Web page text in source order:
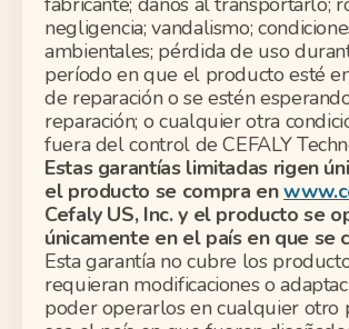
negligencia; vandalismo;
ambientales; pérdida de uso
período en que el producto esté
de reparación o se estén
reparación; o cualquier otra
fuera del control de CEFALY
Estas garantías limitadas rigen
el producto se compra en
Cefaly US, Inc. y el producto se
únicamente en el país en que se
Esta garantía no cubre los
requieran modificaciones o
poder operarlos en cualquier otro